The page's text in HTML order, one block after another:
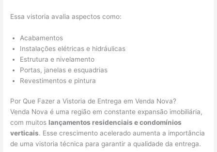
Essa vistoria avalia aspectos como:
Acabamentos
Instalações elétricas e hidráulicas
Estrutura e nivelamento
Portas, janelas e esquadrias
Revestimentos e pintura
Por Que Fazer a Vistoria de Entrega em Venda Nova?
Venda Nova é uma região em constante expansão imobiliária,
com muitos lançamentos residenciais e condomínios
verticais. Esse crescimento acelerado aumenta a importância
de uma vistoria técnica para garantir a qualidade da entrega.